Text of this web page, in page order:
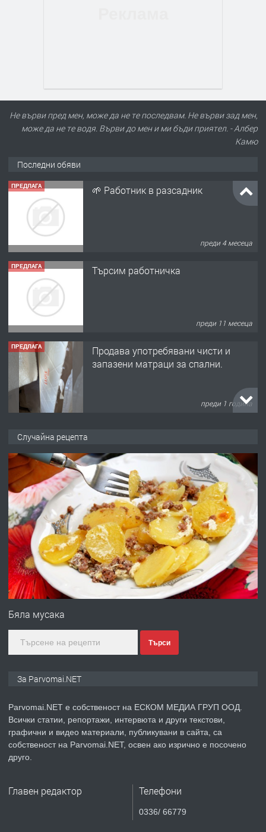
Не върви пред мен, може да не те последвам. Не върви зад мен,
може да не те водя. Върви до мен и ми бъди приятел. - Албер
Камю
Последни обяви
ПРЕДЛАГА 🌱 Работник в разсадник
преди 4 месеца
ПРЕДЛАГА Търсим работничка
преди 11 месеца
ПРЕДЛАГА
Продава употребявани чисти и
запазени матраци за спални.
преди 1 година
преди 1 година
ПРЕДЛАГА
Първи поход "По стъпките на Ангел
Войвода"
преди 1 година
ПРЕДЛАГА
Монтажник на малки детайли за
преди 1 година
ПРЕДЛАГА
Продавам апартамент - гр.
Случайна рецепта
Бяла мусака
Търси
За Parvomai.NET
Parvomai.NET е собственост на ЕСКОМ МЕДИА ГРУП ООД.
Всички статии, репортажи, интервюта и други текстови,
графични и видео материали, публикувани в сайта, са
собственост на Parvomai.NET, освен ако изрично е посочено
друго.
Главен редактор Телефони
0336/ 66779